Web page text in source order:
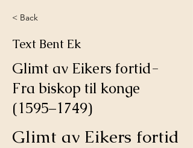
< Back
Text Bent Ek
Glimt av Eikers fortid-
Fra biskop til konge
(1595–1749)
Glimt av Eikers fortid